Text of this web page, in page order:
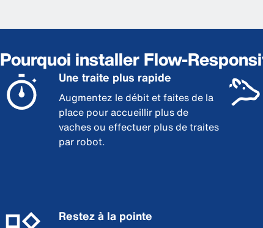
Pourquoi installer Flow-
Une traite plus rapide
Augmentez le débit et faites de la
place pour accueillir plus de
vaches ou effectuer plus de traites
par robot.
Restez à la pointe